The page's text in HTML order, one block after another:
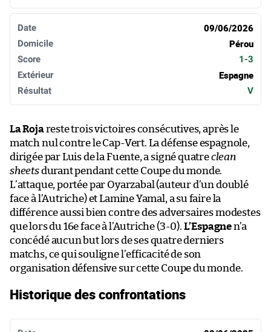
09/06/2026
Pérou
1-3
Espagne
V
La Rojareste trois victoires consécutives, après le
match nul contre le Cap-Vert. La défense espagnole,
dirigée par Luis de la Fuente, a signé quatreclean
sheetsdurant pendant cette Coupe du monde.
L’attaque, portée par Oyarzabal (auteur d’un doublé
face à l’Autriche) et Lamine Yamal, a su faire la
différence aussi bien contre des adversaires modestes
que lors du 16e face à l’Autriche (3-0). L’Espagnen’a
concédé aucun but lors de ses quatre derniers
matchs, ce qui souligne l’efficacité de son
organisation défensive sur cette Coupe du monde.
Historique des confrontations